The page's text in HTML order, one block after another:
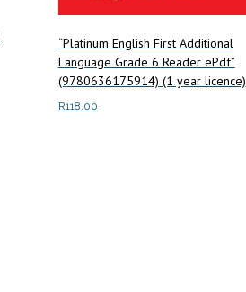
“Platinum English First Additional
Language Grade 6 Reader ePdf”
(9780636175914) (1 year licence)
R118.00